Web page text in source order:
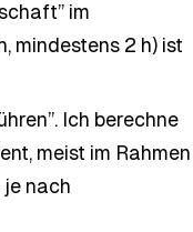
im
mindestens 2 h) ist
Ich berechne
meist im Rahmen
nach